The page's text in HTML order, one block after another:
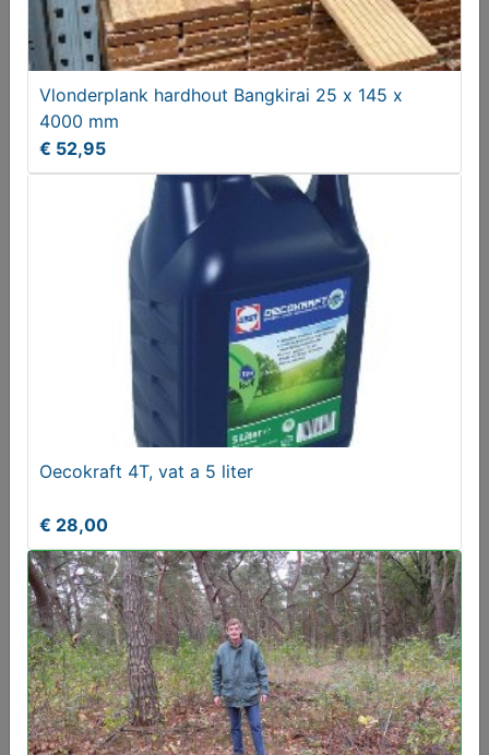
PVC Damwandplaat helder 76/18 lengte 305 cm
Te huur: tuinfrees
€ 40,00
Vlonderplank hardhout Bangkirai 25 x 145 x
4000 mm
€ 52,95
Oecokraft 4T, vat a 5 liter
€ 28,00